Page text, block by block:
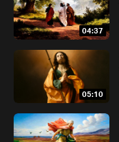
04:37
05:10